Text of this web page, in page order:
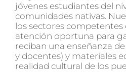
jóvenes estudiantes del
comunidades nativas.
los sectores competentes
atención oportuna para
reciban una enseñanza
y docentes) y materiales
realidad cultural de los